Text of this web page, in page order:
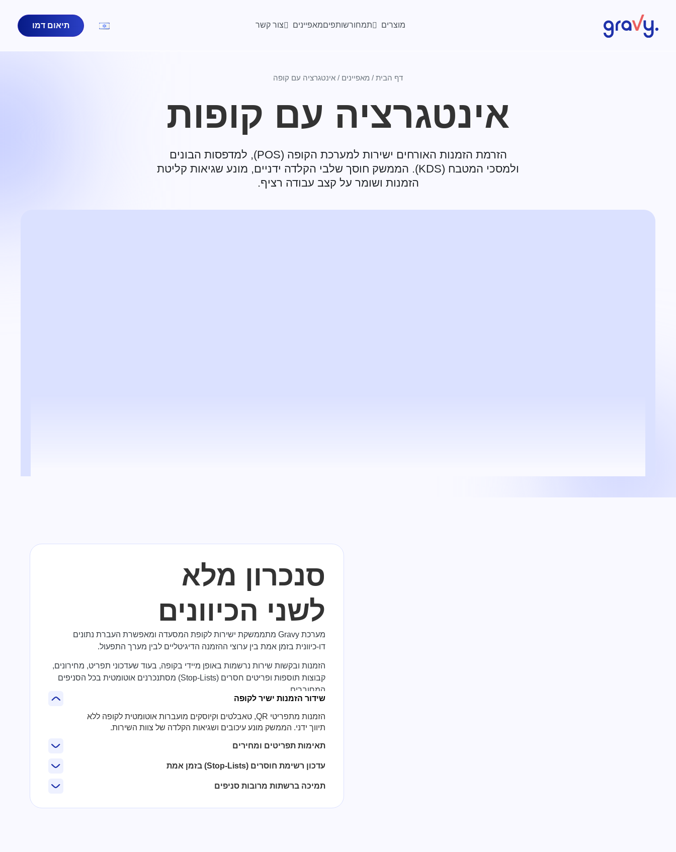
מוצרים תמחורשותפיםמאפיינים צור קשר תיאום דמו
דף הבית / מאפיינים / אינטגרציה עם קופה
אינטגרציה עם קופות
הזרמת הזמנות האורחים ישירות למערכת הקופה (POS), למדפסות הבונים
ולמסכי המטבח (KDS). הממשק חוסך שלבי הקלדה ידניים, מונע שגיאות קליטת
הזמנות ושומר על קצב עבודה רציף.
סנכרון מלא
לשני הכיוונים
מערכת Gravy מתממשקת ישירות לקופת המסעדה ומאפשרת העברת נתונים
דו-כיוונית בזמן אמת בין ערוצי ההזמנה הדיגיטליים לבין מערך התפעול.
הזמנות ובקשות שירות נרשמות באופן מיידי בקופה, בעוד שעדכוני תפריט, מחירונים,
קבוצות תוספות ופריטים חסרים (Stop-Lists) מסתנכרנים אוטומטית בכל הסניפים
המחוברים.
שידור הזמנות ישיר לקופה
הזמנות מתפריטי QR, טאבלטים וקיוסקים מועברות אוטומטית לקופה ללא
תיווך ידני. הממשק מונע עיכובים ושגיאות הקלדה של צוות השירות.
תאימות תפריטים ומחירים
עדכון רשימת חוסרים (Stop-Lists) בזמן אמת
תמיכה ברשתות מרובות סניפים